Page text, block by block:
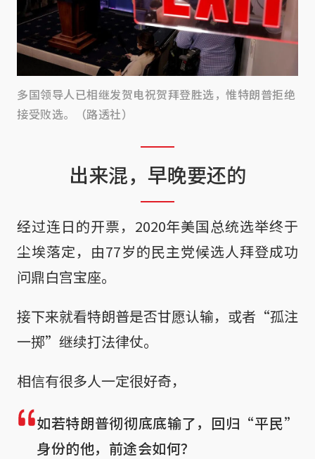
多国领导人已相继发贺电祝贺拜登胜选，惟特朗普拒绝
接受败选。（路透社）
出来混，早晚要还的
经过连日的开票，2020年美国总统选举终于
尘埃落定，由77岁的民主党候选人拜登成功
问鼎白宫宝座。
接下来就看特朗普是否甘愿认输，或者“孤注
一掷”继续打法律仗。
相信有很多人一定很好奇，
如若特朗普彻彻底底输了，回归“平民”
身份的他，前途会如何？